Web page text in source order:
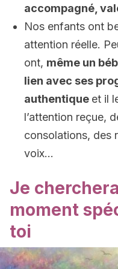
accompagné,
Nos enfants ont
attention réelle.
ont, même un
lien avec ses
authentique et il
l’attention reçue,
consolations, des
voix…
Je
moment
toi